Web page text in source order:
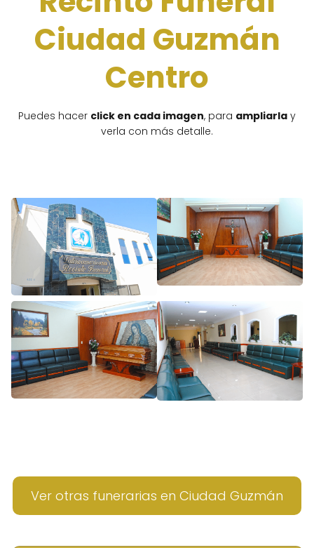
Ciudad Guzmán
Centro
Puedes hacer click en cada imagen, para ampliarla y
verla con más detalle.
Ver otras funerarias en Ciudad Guzmán